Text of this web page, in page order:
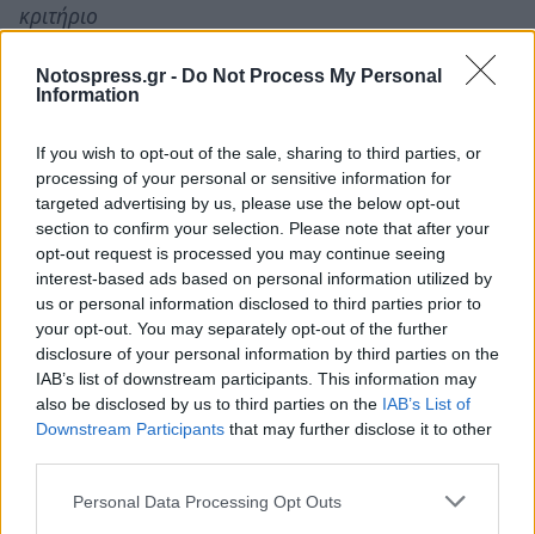
Notospress.gr - Do Not Process My Personal
Information
If you wish to opt-out of the sale, sharing to third parties, or
processing of your personal or sensitive information for
targeted advertising by us, please use the below opt-out
section to confirm your selection. Please note that after your
opt-out request is processed you may continue seeing
interest-based ads based on personal information utilized by
us or personal information disclosed to third parties prior to
your opt-out. You may separately opt-out of the further
disclosure of your personal information by third parties on the
IAB’s list of downstream participants. This information may
also be disclosed by us to third parties on the IAB’s List of
Downstream Participants that may further disclose it to other
Personal Data Processing Opt Outs
κριτήριο
Επιστήμονες που συμμετείχαν στην κλινική μελέτη,
εξέτασαν πάνω από 30 τύπους ελληνικών
ευεργετικών συστατικών που μέτρησαν σε αυτές,
που ονομάζονται τυροσόλη και υδροξυτυροσόλη. Οι
ενώσεις αυτές ανήκουν στην ομάδα ενώσεων
φαινόλες και τους έχουν αποδοθεί ευεργετικές
ιδιότητες.
Τα συστατικά αυτά (τυροσόλη και υδροξυτυροσόλη)
είναι πλέον μετρήσιμα με την μέθοδο του
Μαγνητικού Πυρηνικού Συντονισμού ( NMR ) που
έχει αναπτυχτεί από Έλληνες επιστήμονες στην
Φαρμακογνωσίας και Χημείας Φυσικών Προϊόντων)